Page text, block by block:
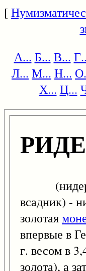
[
А... Б... В...
Л... М... Н...
Х... Ц...
всадник) -
золотая
впервые в
г. весом в
золота), а